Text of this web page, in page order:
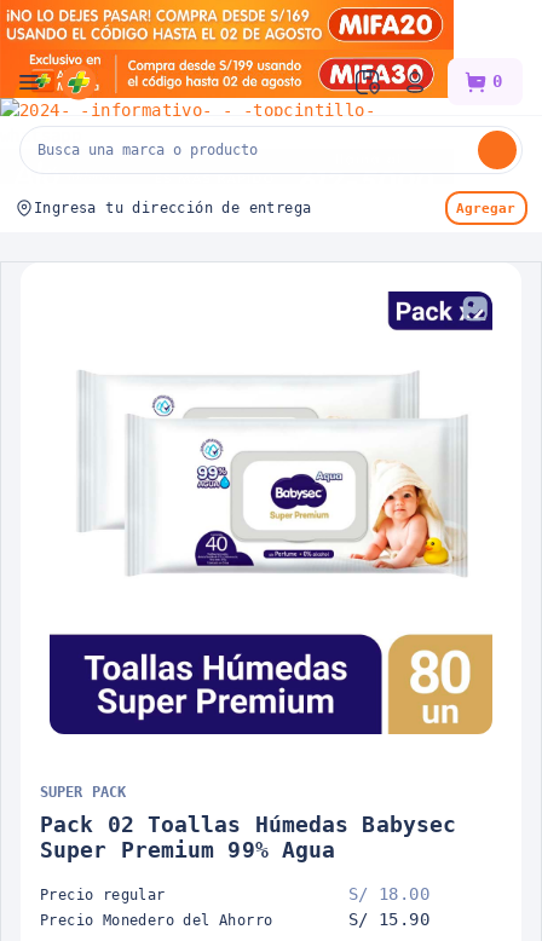
Mifarma 0
Ingresa tu dirección de entrega Agregar
SUPER PACK
Pack 02 Toallas Húmedas Babysec
Super Premium 99% Agua
Precio regular S/ 18.00
Precio Monedero del Ahorro S/ 15.90